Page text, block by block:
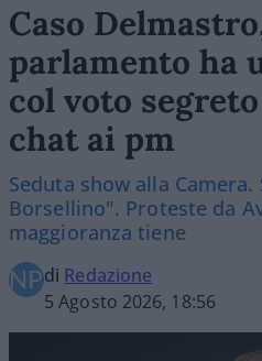
Caso
parlamento ha
col voto
chat ai pm
Seduta show alla
Borsellino". Proteste da
maggioranza tiene
di Redazione
5 Agosto 2026, 18:56